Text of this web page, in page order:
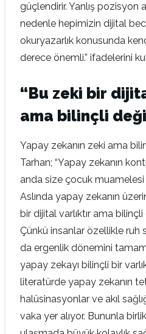
güçlendirir. Yanlış pozisyon
nedenle hepimizin dijital
okuryazarlık konusunda
derece önemli.” ifadelerini
“Bu zeki bir
ama bilinçli
Yapay zekanın zeki ama
Tarhan; “Yapay zekanın
anda size çocuk
Aslında yapay zekanın
bir dijital varlıktır ama bilinçli
Çünkü insanlar özellikle ruh
da ergenlik dönemini
yapay zekayı bilinçli bir
literatürde yapay zekanın
halüsinasyonlar ve akıl
vaka yer alıyor. Bununla